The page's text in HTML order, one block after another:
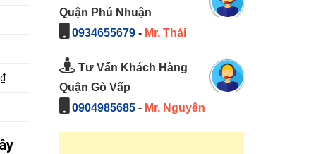
Quận Phú Nhuận
0934655679- Mr. Thái
Tư Vấn Khách Hàng
Quận Gò Vấp
0904985685- Mr. Nguyên